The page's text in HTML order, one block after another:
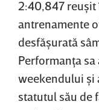
2:40,847 reuşit
antrenamente
desfăşurată
Performanţa
weekendului şi
statutul său de